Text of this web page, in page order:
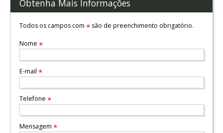
Obtenha Mais Informações
Todos os campos com *são de preenchimento obrigatório.
Nome *
E-mail *
Telefone *
Mensagem *